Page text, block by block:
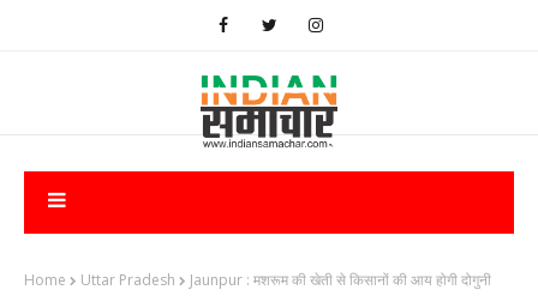
Home Uttar Pradesh Jaunpur : ​मशरूम की खेती से किसानों की आय होगी दोगुनी